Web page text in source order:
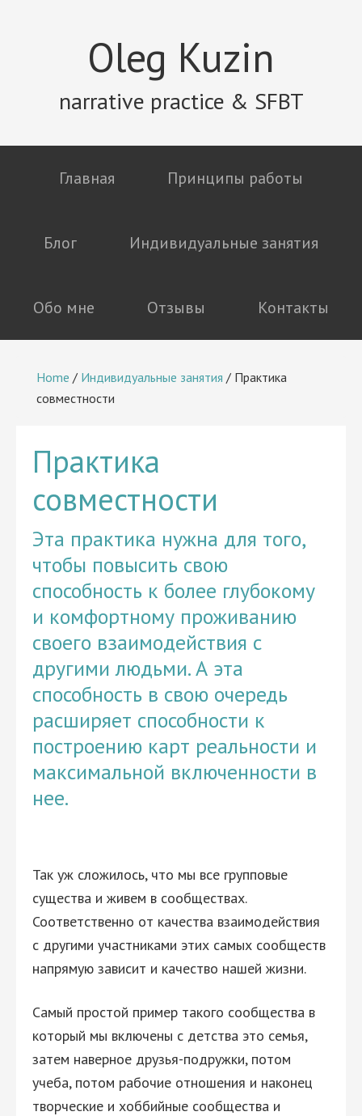
Oleg Kuzin
narrative practice & SFBT
Главная Принципы работы
Блог Индивидуальные занятия
Обо мне Отзывы Контакты
Home / Индивидуальные занятия / Практика
совместности
Практика
совместности
Эта практика нужна для того,
чтобы повысить свою
способность к более глубокому
и комфортному проживанию
своего взаимодействия с
другими людьми. А эта
способность в свою очередь
расширяет способности к
построению карт реальности и
максимальной включенности в
нее.
Так уж сложилось, что мы все групповые
существа и живем в сообществах.
Соответственно от качества взаимодействия
с другими участниками этих самых сообществ
напрямую зависит и качество нашей жизни.
Самый простой пример такого сообщества в
который мы включены с детства это семья,
затем наверное друзья-подружки, потом
учеба, потом рабочие отношения и наконец
творческие и хоббийные сообщества и